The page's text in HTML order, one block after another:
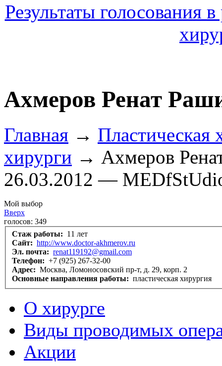
Результаты голосования
Ахмеров Ренат
Главная → Пластическая
хирурги → Ахмеров
26.03.2012 —
Мой выбор
Вверх
голосов: 349
Стаж работы: 11 лет
Сайт: http://www.doctor-akhmerov.ru
Эл. почта: renat119192@gmail.com
Телефон: +7 (925) 267-32-00
Адрес: Москва, Ломоносовский пр-т, д. 29, корп. 2
Основные направления работы: пластическая хирургия
О хирурге
Виды проводимых
Акции